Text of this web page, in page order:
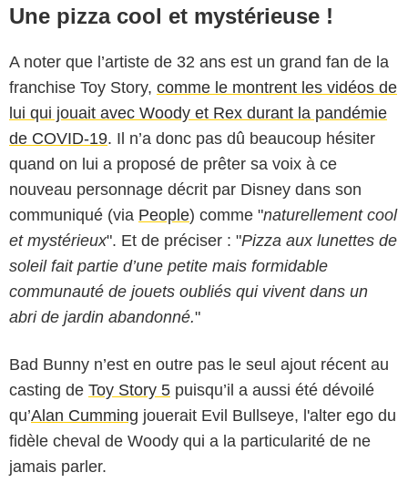
Une pizza cool et mystérieuse !
A noter que l’artiste de 32 ans est un grand fan de la
franchise Toy Story, comme le montrent les vidéos de
lui qui jouait avec Woody et Rex durant la pandémie
de COVID-19. Il n’a donc pas dû beaucoup hésiter
quand on lui a proposé de prêter sa voix à ce
nouveau personnage décrit par Disney dans son
communiqué (via People) comme "naturellement cool
et mystérieux". Et de préciser : "Pizza aux lunettes de
soleil fait partie d’une petite mais formidable
communauté de jouets oubliés qui vivent dans un
abri de jardin abandonné."
Bad Bunny n’est en outre pas le seul ajout récent au
casting de Toy Story 5 puisqu’il a aussi été dévoilé
qu’Alan Cumming jouerait Evil Bullseye, l'alter ego du
fidèle cheval de Woody qui a la particularité de ne
jamais parler.